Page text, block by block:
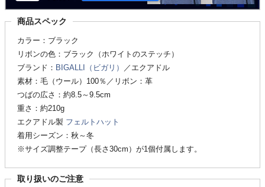
商品スペック
カラー：ブラック
リボンの色：ブラック（ホワイトのステッチ）
ブランド： BIGALLI（ビガリ）
／エクアドル
素材：毛（ウール）100％／リボン：革
つばの広さ：約8.5～9.5cm
重さ：約210g
エクアドル製 フェルトハット
着用シーズン：秋～冬
※サイズ調整テープ（長さ30cm）が1個付属します。
取り扱いのご注意